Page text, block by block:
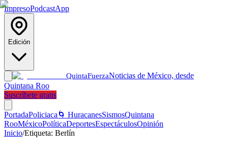
ImpresoPodcastApp
Edición
QuintaFuerzaNoticias de México, desde
Quintana Roo
Suscríbete gratis
PortadaPoliciaca 🌀 HuracanesSismosQuintana
RooMéxicoPolíticaDeportesEspectáculosOpinión
Inicio/Etiqueta: Berlín